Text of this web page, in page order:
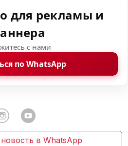
для рекламы и
с нами
по WhatsApp
в WhatsApp